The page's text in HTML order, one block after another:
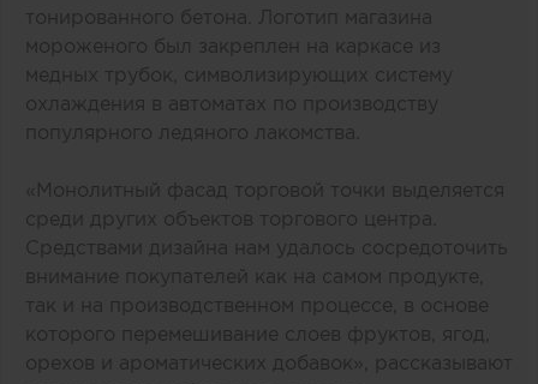
тонированного бетона. Логотип магазина
мороженого был закреплен на каркасе из
медных трубок, символизирующих систему
охлаждения в автоматах по производству
популярного ледяного лакомства.
«Монолитный фасад торговой точки выделяется
среди других объектов торгового центра.
Средствами дизайна нам удалось сосредоточить
внимание покупателей как на самом продукте,
так и на производственном процессе, в основе
которого перемешивание слоев фруктов, ягод,
орехов и ароматических добавок», рассказывают